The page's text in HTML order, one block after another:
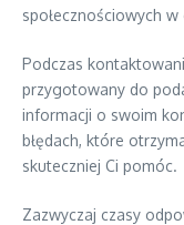
społecznościowych
Podczas
przygotowany do
informacji o swoim
błędach, które
skuteczniej Ci pomóc.
Zazwyczaj czasy